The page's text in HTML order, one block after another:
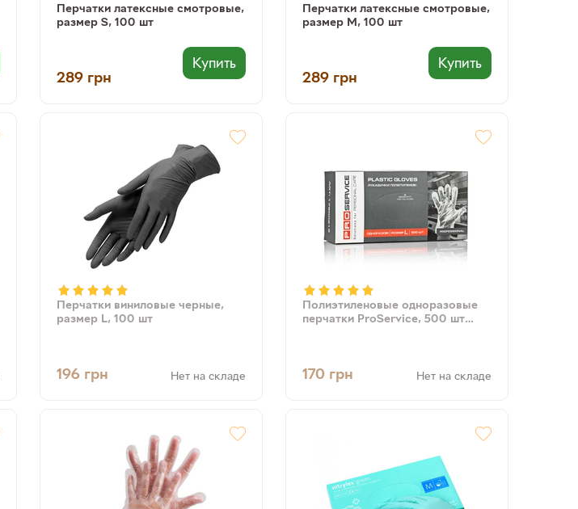
Перчатки латексные смотровые,
размер S, 100 шт
289 грн
Купить
Перчатки латексные смотровые,
размер М, 100 шт
289 грн
Купить
Перчатки виниловые черные,
размер L, 100 шт
196 грн Нет на складе
Полиэтиленовые одноразовые
перчатки ProService, 500 шт
170 грн Нет на складе